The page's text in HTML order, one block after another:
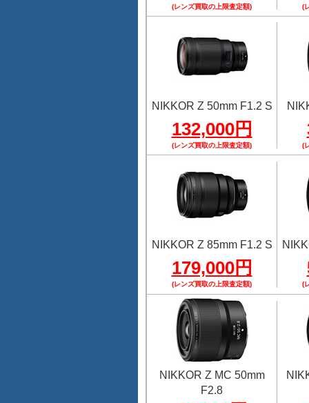
(レンズ買取の上限査定額) (
NIKKOR Z 50mm F1.2 S
132,000円
(レンズ買取の上限査定額) (
NIKKOR Z 85mm F1.2 S
179,000円
(レンズ買取の上限査定額) (
NIKKOR Z MC 50mm
F2.8